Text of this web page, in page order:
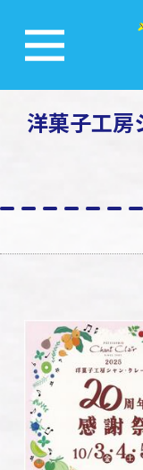
洋菓子工